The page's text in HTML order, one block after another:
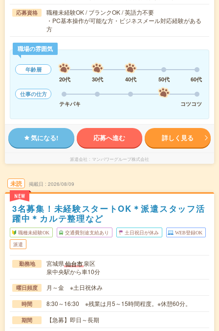
応募資格
職種未経験OK / ブランクOK / 英語力不要
・PC基本操作が可能な方・ビジネスメール対応経験がある
方
職場の雰囲気
年齢層
20代
30代 40代 50代
60代
仕事の仕方
テキパキ
コツコツ
気になる! 応募へ進む 詳しく見る
派遣会社 マンパワーグループ株式会社
未読
NEW
掲載日 2026/08/09
3名募集！未経験スタートOK＊派遣スタッフ活
躍中＊カルテ整理など
職種未経験OK 交通費別途支給あり 土日祝日が休み WEB登録OK
派遣
勤務地 宮城県仙台市泉区
泉中央駅から車10分
曜日頻度 月～金 ※土日祝休み
時間 8:30～16:30 ※残業は月5～15時間程度。※休憩60分。
期間 【急募】即日～長期